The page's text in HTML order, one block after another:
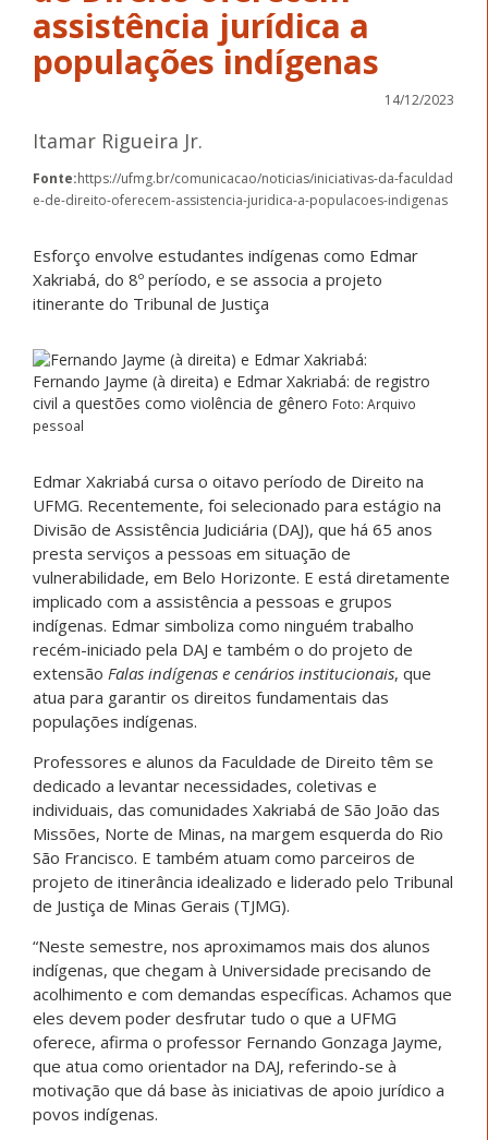
assistência jurídica a
populações indígenas
14/12/2023
Itamar Rigueira Jr.
Fonte:https://ufmg.br/comunicacao/noticias/iniciativas-da-faculdad
e-de-direito-oferecem-assistencia-juridica-a-populacoes-indigenas
Esforço envolve estudantes indígenas como Edmar
Xakriabá, do 8º período, e se associa a projeto
itinerante do Tribunal de Justiça
Fernando Jayme (à direita) e Edmar Xakriabá: de registro
civil a questões como violência de gênero Foto: Arquivo
pessoal
Edmar Xakriabá cursa o oitavo período de Direito na
UFMG. Recentemente, foi selecionado para estágio na
Divisão de Assistência Judiciária (DAJ), que há 65 anos
presta serviços a pessoas em situação de
vulnerabilidade, em Belo Horizonte. E está diretamente
implicado com a assistência a pessoas e grupos
indígenas. Edmar simboliza como ninguém trabalho
recém-iniciado pela DAJ e também o do projeto de
extensão Falas indígenas e cenários institucionais, que
atua para garantir os direitos fundamentais das
populações indígenas.
Professores e alunos da Faculdade de Direito têm se
dedicado a levantar necessidades, coletivas e
individuais, das comunidades Xakriabá de São João das
Missões, Norte de Minas, na margem esquerda do Rio
São Francisco. E também atuam como parceiros de
projeto de itinerância idealizado e liderado pelo Tribunal
de Justiça de Minas Gerais (TJMG).
“Neste semestre, nos aproximamos mais dos alunos
indígenas, que chegam à Universidade precisando de
acolhimento e com demandas específicas. Achamos que
eles devem poder desfrutar tudo o que a UFMG
oferece, afirma o professor Fernando Gonzaga Jayme,
que atua como orientador na DAJ, referindo-se à
motivação que dá base às iniciativas de apoio jurídico a
povos indígenas.